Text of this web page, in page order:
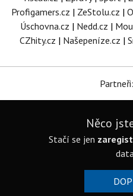
Profigamers.cz | ZeStolu.cz |
Úschovna.cz | Nedd.cz |
CZhity.cz | Našepeníze.cz |
Něco
Stačí se jen